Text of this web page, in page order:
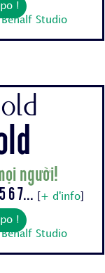
!
Studio
người!
6 7... + d'info]
!
Studio